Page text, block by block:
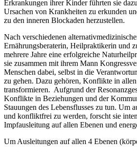
Erkrankungen ihrer Kinder führten sie
Ursachen von Krankheiten zu erkunden
zu den inneren Blockaden herzustellen.
Nach verschiedenen
Ernährungsberaterin, Heilpraktikerin und
mehrere Jahre eine erfolgreiche
sie zusammen mit ihrem Mann
Menschen dabei, selbst in die
zu gehen. Dazu gehören, Konflikte in
transformieren. Aufgrund der
Konflikte in Beziehungen und der
Stauungen des Lebensflusses zu tun. Um
und konfliktfrei zu werden, forscht sie
Impfausleitung auf allen Ebenen und
Um Ausleitungen auf allen 4 Ebenen